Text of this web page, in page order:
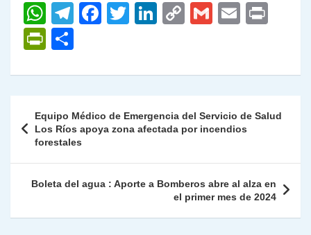
W
h
at
s
p
p
T
gr
m
F
e
o
k
T
er
Li
e
n
C
y
n
G
l
E
l
P
nt
Fr
ie
n
dl
y
m
p
ar
tir
de
entradas
Equipo Médico de Emergencia del Servicio de Salud
Los Ríos apoya zona afectada por incendios
forestales
Boleta del agua : Aporte a Bomberos abre al alza en
el primer mes de 2024